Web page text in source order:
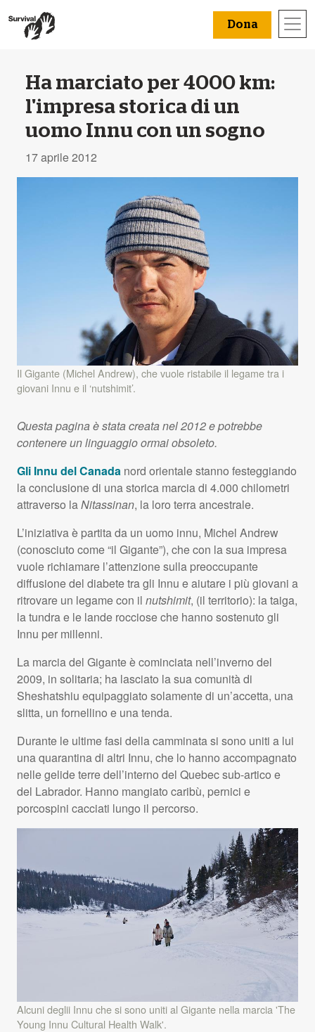
Dona
Ha marciato per 4000 km:
l'impresa storica di un
uomo Innu con un sogno
17 aprile 2012
Il Gigante (Michel Andrew), che vuole ristabile il legame tra i
giovani Innu e il ‘nutshimit’.
Questa pagina è stata creata nel 2012 e potrebbe
contenere un linguaggio ormai obsoleto.
Gli Innu del Canada nord orientale stanno festeggiando
la conclusione di una storica marcia di 4.000 chilometri
attraverso la Nitassinan, la loro terra ancestrale.
L’iniziativa è partita da un uomo innu, Michel Andrew
(conosciuto come “il Gigante”), che con la sua impresa
vuole richiamare l’attenzione sulla preoccupante
diffusione del diabete tra gli Innu e aiutare i più giovani a
ritrovare un legame con il nutshimit, (il territorio): la taiga,
la tundra e le lande rocciose che hanno sostenuto gli
Innu per millenni.
La marcia del Gigante è cominciata nell’inverno del
2009, in solitaria; ha lasciato la sua comunità di
Sheshatshiu equipaggiato solamente di un’accetta, una
slitta, un fornellino e una tenda.
Durante le ultime fasi della camminata si sono uniti a lui
una quarantina di altri Innu, che lo hanno accompagnato
nelle gelide terre dell’interno del Quebec sub-artico e
del Labrador. Hanno mangiato caribù, pernici e
porcospini cacciati lungo il percorso.
Alcuni deglii Innu che si sono uniti al Gigante nella marcia 'The
Young Innu Cultural Health Walk'.